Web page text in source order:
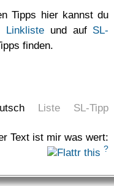
Tipps hier kannst du
Linkliste und auf SL-
finden.
Liste SL-Tipp
Text ist mir was wert:
?